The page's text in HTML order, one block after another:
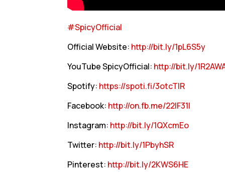
#SpicyOfficial
Official Website: http://bit.ly/1pL6S5y
YouTube SpicyOfficial: http://bit.ly/
Spotify: https://spoti.fi/3otcTlR
Facebook: http://on.fb.me/22lF31I
Instagram: http://bit.ly/1QXcmEo
Twitter: http://bit.ly/1PbyhSR
Pinterest: http://bit.ly/2KWS6HE